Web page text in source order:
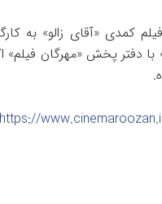
کمدی «آقای زالو» به
دفتر پخش «مهرگان فیلم»
https://